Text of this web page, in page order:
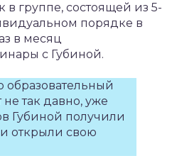
группе, состоящей из 5-
порядке в
в месяц
с Губиной.
образовательный
не так давно, уже
Губиной получили
открыли свою